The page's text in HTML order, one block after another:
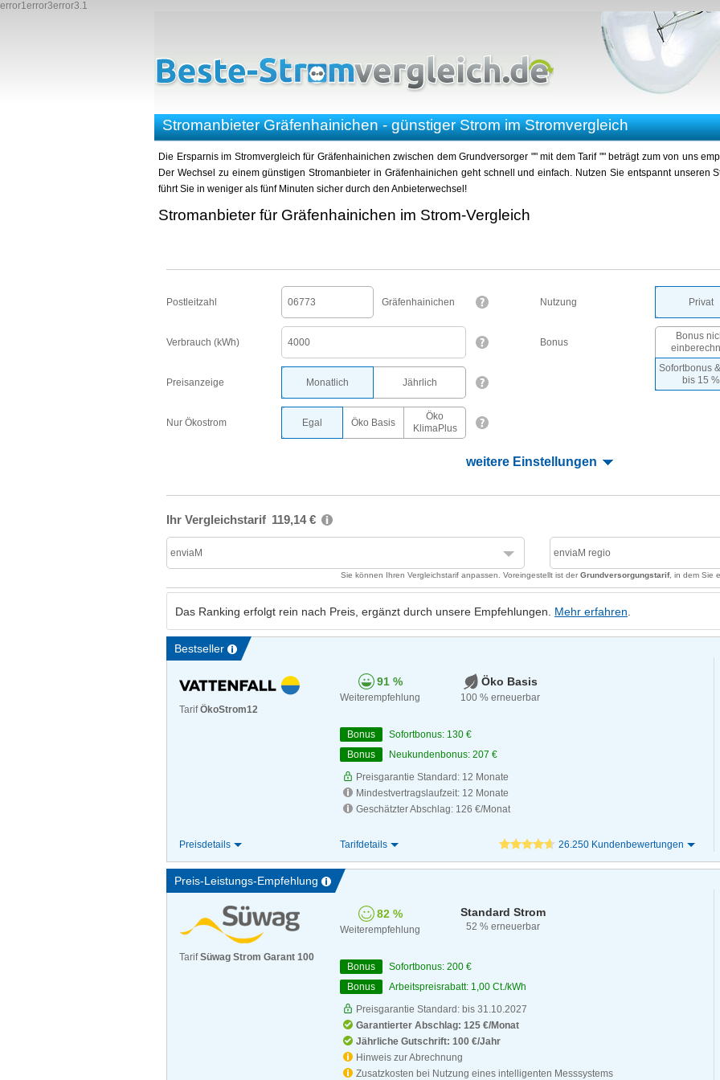
error1error3error3.1
Stromanbieter Gräfenhainichen - günstiger Strom im Stromvergleich
Die Ersparnis im Stromvergleich für Gräfenhainichen zwischen dem Grundversorger "" mit dem Tarif "" beträgt zum von uns
Der Wechsel zu einem günstigen Stromanbieter in Gräfenhainichen geht schnell und einfach. Nutzen Sie entspannt unseren
führt Sie in weniger als fünf Minuten sicher durch den Anbieterwechsel!
Stromanbieter für Gräfenhainichen im Strom-Vergleich